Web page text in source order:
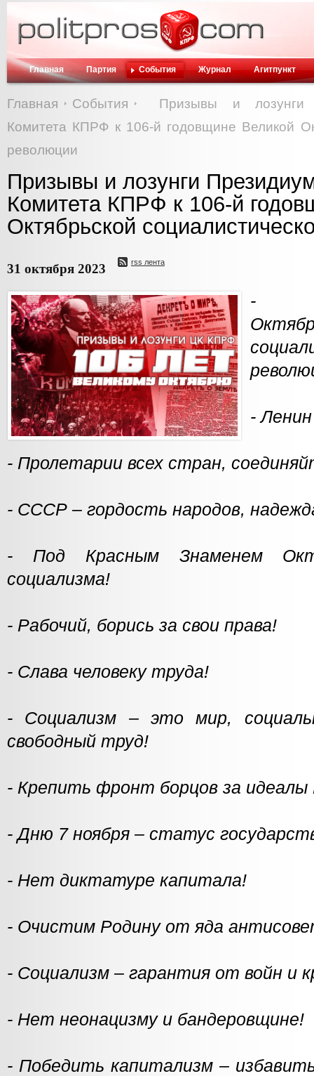
Главная Партия События Журнал Агитпункт
Главная События
Призывы и лозунги
Комитета КПРФ к 106-й годовщине Великой
революции
Призывы и лозунги
Комитета КПРФ к 106-й
Октябрьской
31 октября 2023 rss лента
-
-
- Пролетарии всех стран,
- СССР – гордость народов,
- Под Красным Знаменем
социализма!
- Рабочий, борись за свои права!
- Слава человеку труда!
- Социализм – это мир,
свободный труд!
- Крепить фронт борцов за идеалы
- Дню 7 ноября – статус
- Нет диктатуре капитала!
- Очистим Родину от яда
- Социализм – гарантия от войн и
- Нет неонацизму и бандеровщине!
- Победить капитализм –